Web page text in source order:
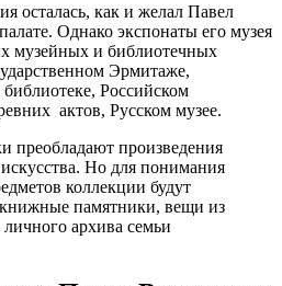
осталась, как и желал Павел
Однако экспонаты его музея
музейных и библиотечных
Эрмитаже,
Российском
актов, Русском музее.
преобладают произведения
Но для понимания
коллекции будут
памятники, вещи из
архива семьи